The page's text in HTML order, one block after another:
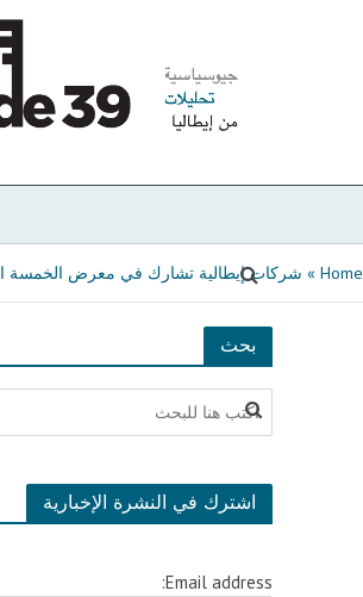
Home
» شركات إيطالية تشارك في معرض الخمسة
بحث
اشترك في النشرة الإخبارية
Email address: